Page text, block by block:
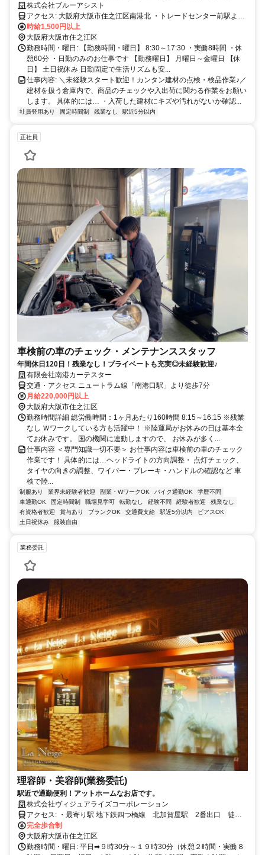
ェック作業◎土日祝休み＆日勤のみ！
株式会社ブルーアシスト
アクセス: 大阪府大阪市住之江区南港北 ・トレードセンター前駅より
徒歩5分 駅チカで通勤ラクラク♪ 毎日の通勤負担が少なく、働きやす
い立地です◎ 公共交通機関での通勤に便利な職場です。
時給1,500円以上
大阪府大阪市住之江区
勤務時間・曜日: 【勤務時間・曜日】 8:30～17:30 ・実働8時間 ・休
憩60分 ・日勤のみのお仕事です 【勤務曜日】 月曜日～金曜日 【休
日】 土日祝休み 日勤固定で生活リズムも安...
仕事内容: ＼未経験スタート歓迎！カンタン建材の点検・検品作業♪／
建材を扱う倉庫内で、商品のチェックや入出荷に関わる作業をお願い
します。 具体的には… ・入荷した建材にキズや汚れがないか確認...
社員登用あり 固定時間制 残業なし 駅近5分以内
正社員
車検前の車のチェック・メンテナンススタッフ
年間休日120日！残業なし！プライベートも充実◎未経験歓迎♪
有限会社南港カーテスター
交通・アクセス ニュートラム線「南港口駅」より徒歩7分
月給220,000円以上
大阪府大阪市住之江区
勤務時間詳細 総労働時間：1ヶ月あたり160時間 8:15～16:15 ※残業
なし Ｗワークしている方も活躍中！ ※陸運局がお休みの日は基本全
てお休みです。 国の機関に連動しますので、 お休みが多く...
仕事内容 ＜専門知識一切不要＞ お仕事内容は車検前の車のチェック
作業です！ 具体的には…ヘッドライトの方向調整・ 点灯チェック、
タイヤの向きの調整、ワイパー・ブレーキ・ハンドルの確認など 車
検で陸...
制服あり 業界未経験者歓迎 副業・WワークOK バイク通勤OK
学歴不問
車通勤OK
固定時間制 職場見学可 転勤なし 経験不問 経験者歓迎
残業なし
有資格者歓迎
賞与あり ブランクOK 交通費支給 駅近5分以内
ピアスOK
土日祝休み
服装自由
業務委託
理容師・美容師(業務委託)
駅近で通勤便利！アットホームなお店です。
株式会社ヴィジュアライズコーポレーション
アクセス: ・最寄り駅 地下鉄四つ橋線 北加賀屋駅 2番出口 徒歩1
分 ★全店舗 最寄り駅から徒歩1分～3分
完全歩合制
大阪府大阪市住之江区
勤務時間・曜日: 平日➡９時30分～１９時30分（休憩２時間・実働８